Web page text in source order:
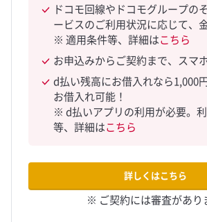
ドコモ回線やドコモグループの
ービスのご利用状況に応じて、
※ 適用条件等、詳細はこちら
お申込みからご契約まで、スマ
d払い残高にお借入れなら1,000
お借入れ可能！
※ d払いアプリの利用が必要。
等、詳細はこちら
詳しくはこちら
※ ご契約には審査があり